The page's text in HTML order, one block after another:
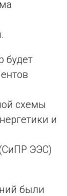
будет
схемы
и
ЭЭС)
были